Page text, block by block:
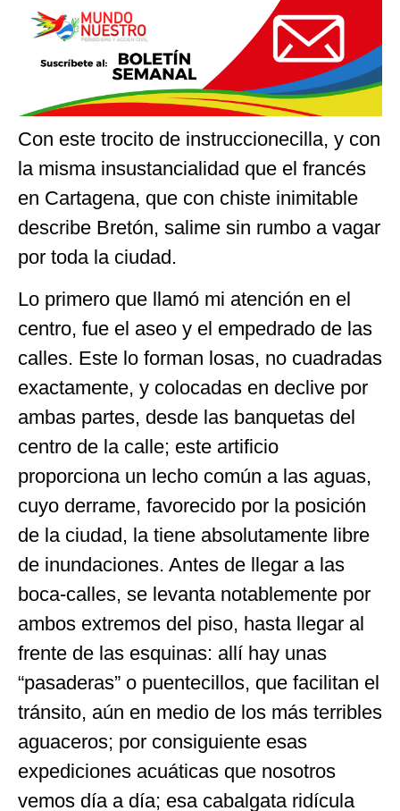
Con este trocito de instruccionecilla, y con
la misma insustancialidad que el francés
en Cartagena, que con chiste inimitable
describe Bretón, salime sin rumbo a vagar
por toda la ciudad.
Lo primero que llamó mi atención en el
centro, fue el aseo y el empedrado de las
calles. Este lo forman losas, no cuadradas
exactamente, y colocadas en declive por
ambas partes, desde las banquetas del
centro de la calle; este artificio
proporciona un lecho común a las aguas,
cuyo derrame, favorecido por la posición
de la ciudad, la tiene absolutamente libre
de inundaciones. Antes de llegar a las
boca-calles, se levanta notablemente por
ambos extremos del piso, hasta llegar al
frente de las esquinas: allí hay unas
“pasaderas” o puentecillos, que facilitan el
tránsito, aún en medio de los más terribles
aguaceros; por consiguiente esas
expediciones acuáticas que nosotros
vemos día a día; esa cabalgata ridícula